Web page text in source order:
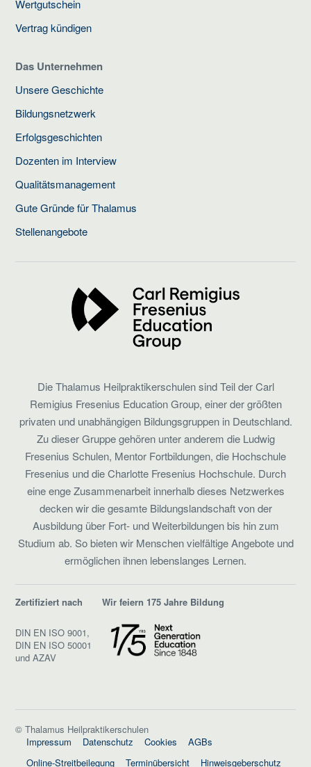
Wertgutschein
Vertrag kündigen
Das Unternehmen
Unsere Geschichte
Bildungsnetzwerk
Erfolgsgeschichten
Dozenten im Interview
Qualitätsmanagement
Gute Gründe für Thalamus
Stellenangebote
Die Thalamus Heilpraktikerschulen sind Teil der Carl
Remigius Fresenius Education Group, einer der größten
privaten und unabhängigen Bildungsgruppen in Deutschland.
Zu dieser Gruppe gehören unter anderem die Ludwig
Fresenius Schulen, Mentor Fortbildungen, die Hochschule
Fresenius und die Charlotte Fresenius Hochschule. Durch
eine enge Zusammenarbeit innerhalb dieses Netzwerkes
decken wir die gesamte Bildungslandschaft von der
Ausbildung über Fort- und Weiterbildungen bis hin zum
Studium ab. So bieten wir Menschen vielfältige Angebote und
ermöglichen ihnen lebenslanges Lernen.
Zertifiziert nach
DIN EN ISO 9001,
DIN EN ISO 50001
und AZAV
Wir feiern 175 Jahre Bildung
© Thalamus Heilpraktikerschulen
Impressum
Datenschutz Cookies
AGBs
Online-Streitbeilegung
Terminübersicht Hinweisgeberschutz